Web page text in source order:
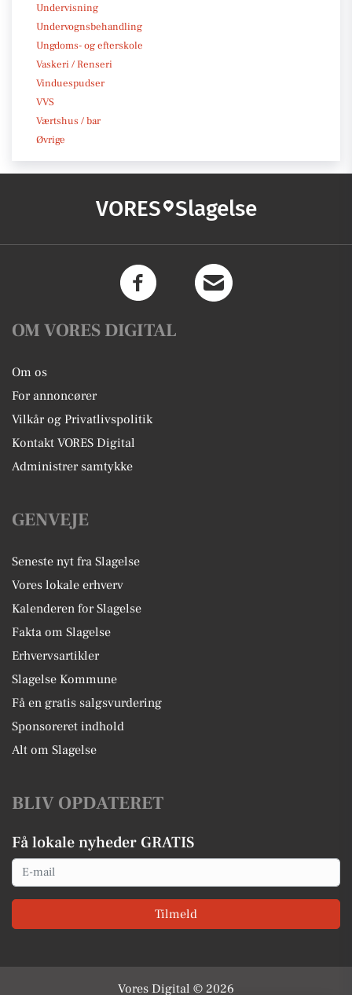
Undervisning
Undervognsbehandling
Ungdoms- og efterskole
Vaskeri / Renseri
Vinduespudser
VVS
Værtshus / bar
Øvrige
VORES Slagelse
OM VORES DIGITAL
Om os
For annoncører
Vilkår og Privatlivspolitik
Kontakt VORES Digital
Administrer samtykke
GENVEJE
Seneste nyt fra Slagelse
Vores lokale erhverv
Kalenderen for Slagelse
Fakta om Slagelse
Erhvervsartikler
Slagelse Kommune
Få en gratis salgsvurdering
Sponsoreret indhold
Alt om Slagelse
BLIV OPDATERET
Få lokale nyheder GRATIS
Email
Tilmeld
Vores Digital © 2026